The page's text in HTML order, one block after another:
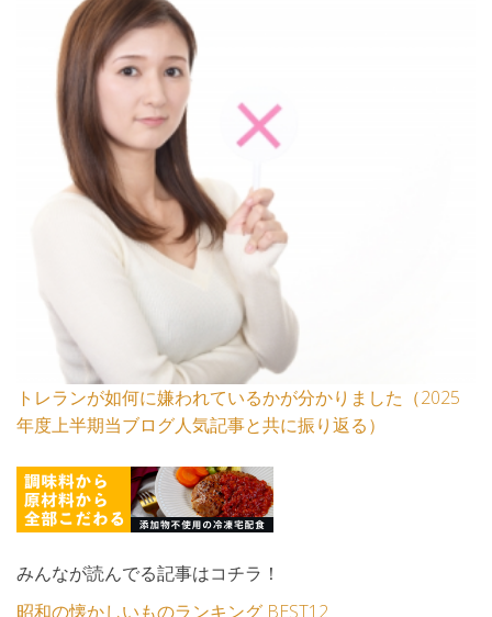
トレランが如何に嫌われているかが分かりました（2025
年度上半期当ブログ人気記事と共に振り返る）
みんなが読んでる記事はコチラ！
昭和の懐かしいものランキング BEST12